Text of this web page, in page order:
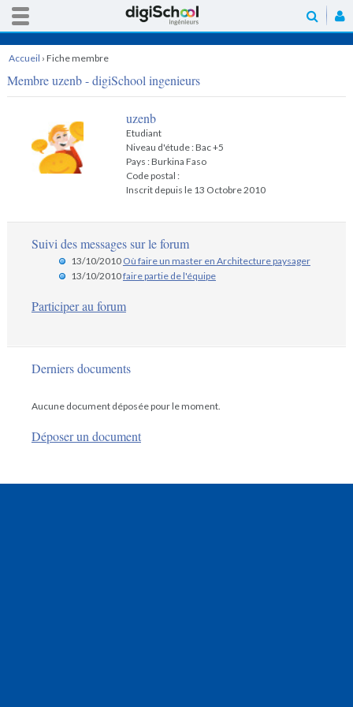
Accueil › Fiche membre
Membre uzenb - digiSchool ingenieurs
uzenb
Etudiant
Niveau d'étude : Bac +5
Pays : Burkina Faso
Code postal :
Inscrit depuis le 13 Octobre 2010
Suivi des messages sur le forum
13/10/2010 Où faire un master en Architecture paysager
13/10/2010faire partie de l'équipe
Participer au forum
Derniers documents
Aucune document déposée pour le moment.
Déposer un document